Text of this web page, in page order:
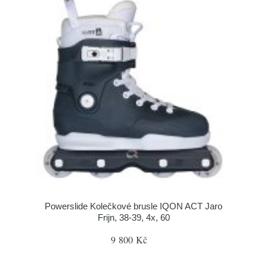
Powerslide Kolečkové brusle IQON ACT Jaro
Frijn, 38-39, 4x, 60
9 800 Kč